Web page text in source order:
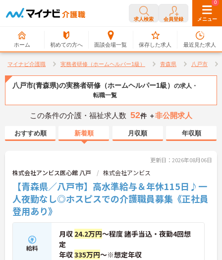
求人検索 会員登録 メニュー
ホーム 初めての方へ 面談会場一覧
0
保存した求人
0
最近見た求人
マイナビ介護職 実務者研修（ホームヘルパー1級） 青森県 八戸市
八戸市(青森県)の実務者研修（ホームヘルパー1級） の求人・
転職一覧
この条件の介護・福祉求人数 52件 ＋非公開求人
おすすめ順 新着順 月収順 年収順
更新日：2026年08月06日
株式会社アンビス医心館 八戸 株式会社アンビス
【青森県／八戸市】高水準給与＆年休115日♪一
人夜勤なし◎ホスピスでの介護職員募集《正社員
登用あり》
給料
月収 24.2万円～程度 諸手当込・夜勤4回想
定
年収335万円～※想定年収